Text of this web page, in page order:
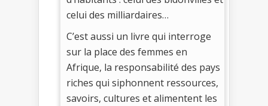
celui des milliardaires…
C’est aussi un livre qui interroge
sur la place des femmes en
Afrique, la responsabilité des pays
riches qui siphonnent ressources,
savoirs, cultures et alimentent les